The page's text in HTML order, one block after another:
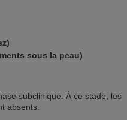
sous la peau)
subclinique. À ce stade, les
absents.